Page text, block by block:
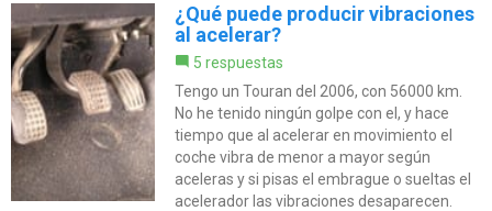
¿Qué puede producir vibraciones
al acelerar?
5 respuestas
Tengo un Touran del 2006, con 56000 km.
No he tenido ningún golpe con el, y hace
tiempo que al acelerar en movimiento el
coche vibra de menor a mayor según
aceleras y si pisas el embrague o sueltas el
acelerador las vibraciones desaparecen.